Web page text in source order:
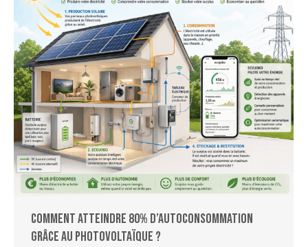
Comment atteindre 80% d’autoconsommation
grâce au photovoltaïque ?